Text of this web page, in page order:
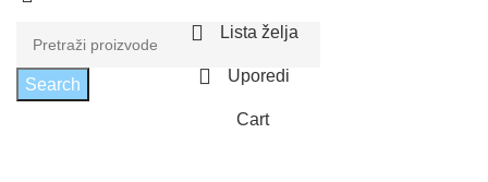
Search
Lista želja
Uporedi
Cart